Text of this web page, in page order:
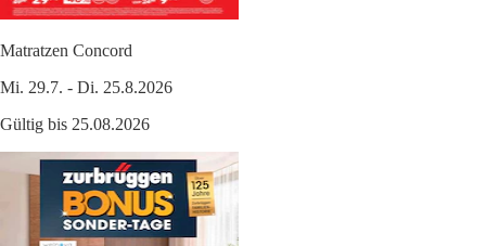
Matratzen Concord
Mi. 29.7. - Di. 25.8.2026
Gültig bis 25.08.2026